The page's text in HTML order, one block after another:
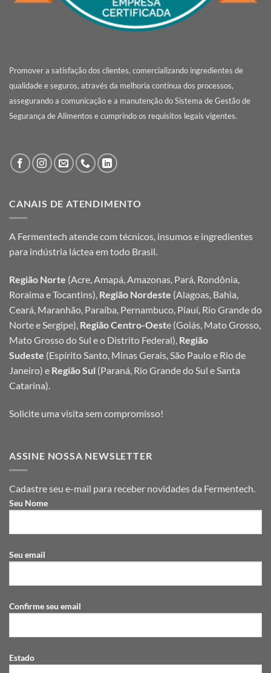
Promover a satisfação dos clientes, comercializando ingredientes de
qualidade e seguros, através da melhoria contínua dos processos,
assegurando a comunicação e a manutenção do Sistema de Gestão de
Segurança de Alimentos e cumprindo os requisitos legais vigentes.
CANAIS DE ATENDIMENTO
A Fermentech atende com técnicos, insumos e ingredientes
para indústria láctea em todo Brasil.
Região Norte (Acre, Amapá, Amazonas, Pará, Rondônia,
Roraima e Tocantins), Região Nordeste (Alagoas, Bahia,
Ceará, Maranhão, Paraíba, Pernambuco, Piauí, Rio Grande do
Norte e Sergipe), Região Centro-Oeste (Goiás, Mato Grosso,
Mato Grosso do Sul e o Distrito Federal), Região
Sudeste (Espírito Santo, Minas Gerais, São Paulo e Rio de
Janeiro) e Região Sul (Paraná, Rio Grande do Sul e Santa
Catarina).
Solicite uma visita sem compromisso!
ASSINE NOSSA NEWSLETTER
Cadastre seu e-mail para receber novidades da Fermentech.
Seu Nome
Seu email
Confirme seu email
Estado